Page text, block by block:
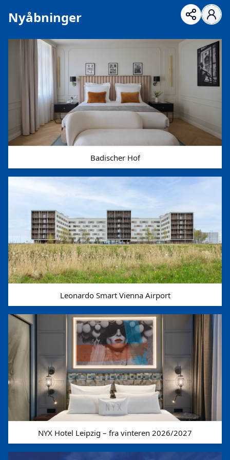
Nyåbninger
Badischer Hof
Leonardo Smart Vienna Airport
NYX Hotel Leipzig – fra vinteren 2026/2027